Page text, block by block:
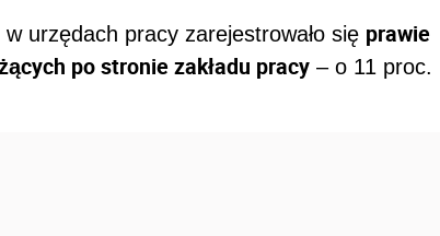
urzędach pracy zarejestrowało się prawie
po stronie zakładu pracy – o 11 proc.